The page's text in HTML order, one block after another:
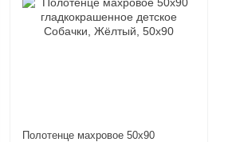
Полотенце махровое 50х90